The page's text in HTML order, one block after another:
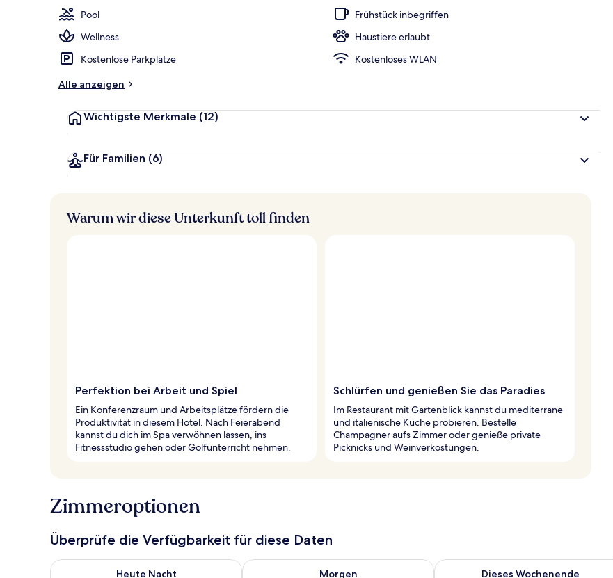
Pool
Frühstück inbegriffen
Wellness
Haustiere erlaubt
Kostenlose Parkplätze
Kostenloses WLAN
Alle anzeigen
Wichtigste Merkmale (12)
Für Familien (6)
Warum wir diese Unterkunft toll finden
Perfektion bei Arbeit und Spiel
Ein Konferenzraum und Arbeitsplätze fördern die
Produktivität in diesem Hotel. Nach Feierabend
kannst du dich im Spa verwöhnen lassen, ins
Fitnessstudio gehen oder Golfunterricht nehmen.
Schlürfen und genießen Sie das Paradies
Im Restaurant mit Gartenblick kannst du mediterrane
und italienische Küche probieren. Bestelle
Champagner aufs Zimmer oder genieße private
Picknicks und Weinverkostungen.
Zimmeroptionen
Überprüfe die Verfügbarkeit für diese Daten
Heute Nacht
Überprüfe die Verfügbarkeit für heute Nacht, Aug. 7 - Aug. 8.
Morgen
Überprüfe die Verfügbarkeit für morgen, Aug. 8 - Aug. 9.
Dieses Wochenende
Überprüfe die Verfügbarkeit für